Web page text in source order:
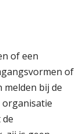
of een
of
bij de